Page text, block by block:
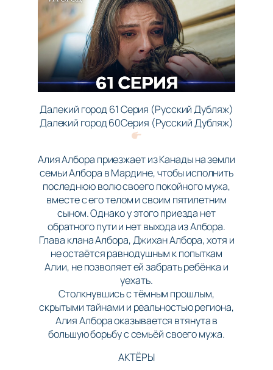
Далекий город 61 Серия (Русский Дубляж)
Далекий город 60Серия (Русский Дубляж)
Алия Албора приезжает из Канады на земли
семьи Албора в Мардине, чтобы исполнить
последнюю волю своего покойного мужа,
вместе с его телом и своим пятилетним
сыном. Однако у этого приезда нет
обратного пути и нет выхода из Албора.
Глава клана Албора, Джихан Албора, хотя и
не остаётся равнодушным к попыткам
Алии, не позволяет ей забрать ребёнка и
уехать.
Столкнувшись с тёмным прошлым,
скрытыми тайнами и реальностью региона,
Алия Албора оказывается втянута в
большую борьбу с семьёй своего мужа.
АКТЁРЫ